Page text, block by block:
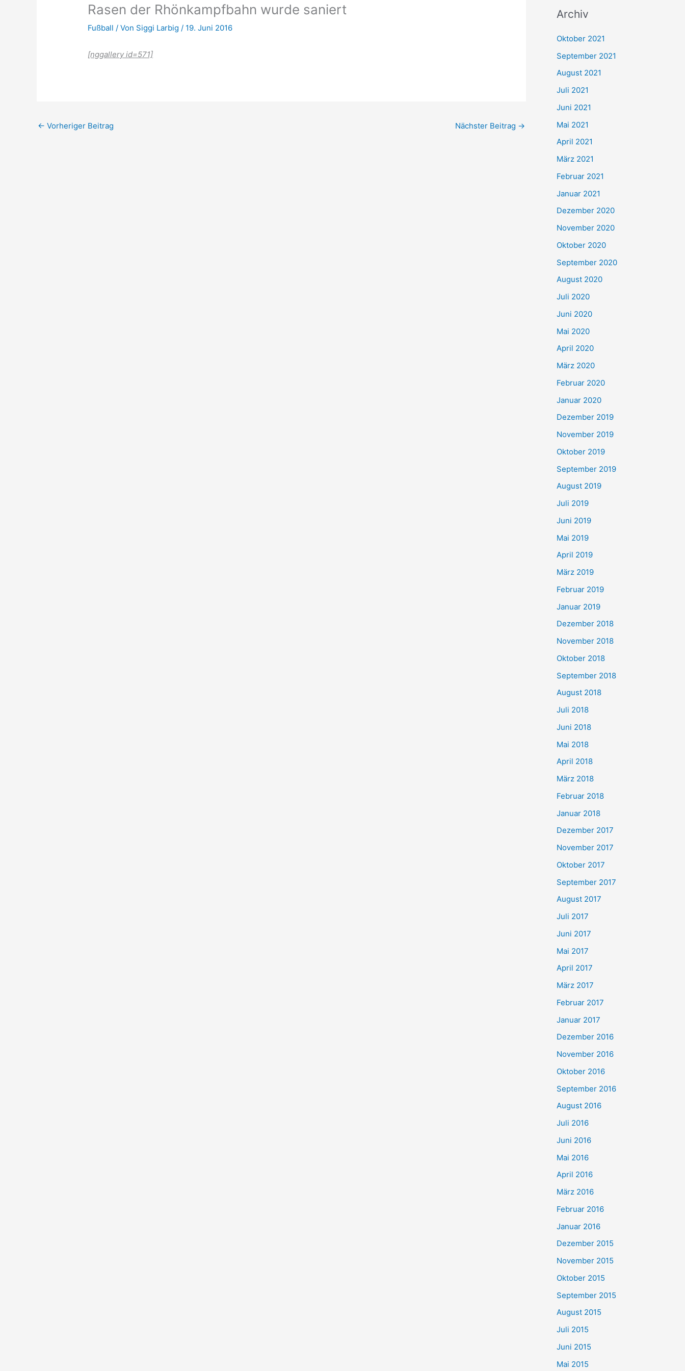
Rasen der Rhönkampfbahn wurde saniert
Fußball / Von Siggi Larbig/ 19. Juni 2016
[nggallery id=571]
← Vorheriger Beitrag Nächster Beitrag →
h
e
n
h
:
Archiv
Oktober 2021
September 2021
August 2021
Juli 2021
Juni 2021
Mai 2021
April 2021
März 2021
Februar 2021
Januar 2021
Dezember 2020
November 2020
Oktober 2020
September 2020
August 2020
Juli 2020
Juni 2020
Mai 2020
April 2020
März 2020
Februar 2020
Januar 2020
Dezember 2019
November 2019
Oktober 2019
September 2019
August 2019
Juli 2019
Juni 2019
Mai 2019
April 2019
März 2019
Februar 2019
Januar 2019
Dezember 2018
November 2018
Oktober 2018
September 2018
August 2018
Juli 2018
Juni 2018
Mai 2018
April 2018
März 2018
Februar 2018
Januar 2018
Dezember 2017
November 2017
Oktober 2017
September 2017
August 2017
Juli 2017
Juni 2017
Mai 2017
April 2017
März 2017
Februar 2017
Januar 2017
Dezember 2016
November 2016
Oktober 2016
September 2016
August 2016
Juli 2016
Juni 2016
Mai 2016
April 2016
März 2016
Februar 2016
Januar 2016
Dezember 2015
November 2015
Oktober 2015
September 2015
August 2015
Juli 2015
Juni 2015
Mai 2015